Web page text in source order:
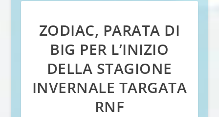
ZODIAC, PARATA DI
BIG PER L’INIZIO
DELLA STAGIONE
INVERNALE TARGATA
RNF